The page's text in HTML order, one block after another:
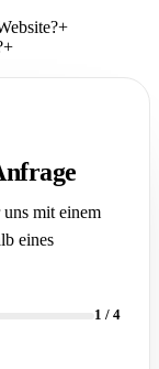
+
+
mit einem
eines
1 / 4